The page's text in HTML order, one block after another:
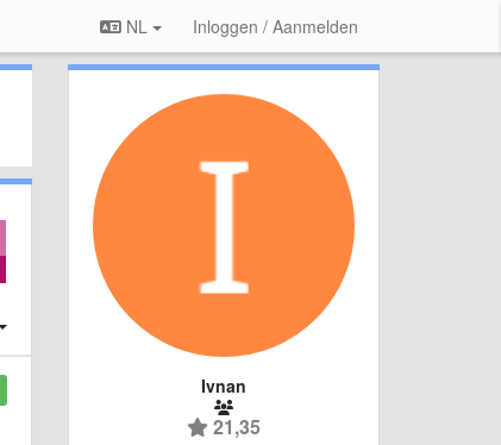
NL Inloggen / Aanmelden
Ivnan
21,35